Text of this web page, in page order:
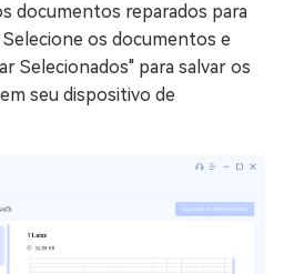
documentos reparados para
os documentos e
Selecionados" para salvar os
seu dispositivo de